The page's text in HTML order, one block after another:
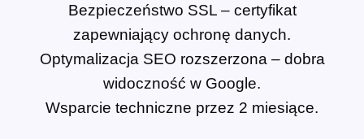
Bezpieczeństwo SSL – certyfikat
zapewniający ochronę danych.
Optymalizacja SEO rozszerzona – dobra
widoczność w Google.
Wsparcie techniczne przez 2 miesiące.